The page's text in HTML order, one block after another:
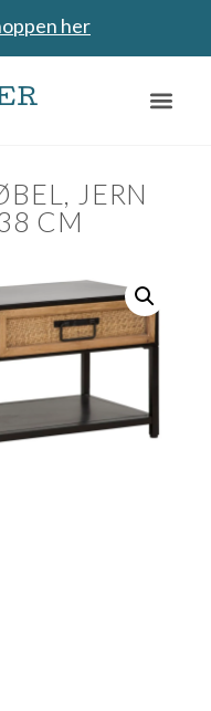
her
JERN
CM